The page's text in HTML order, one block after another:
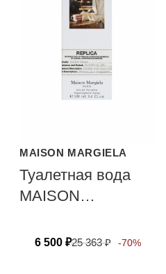
MAISON MARGIELA
Туалетная вода
MAISON
COFFEE BREAK
6 500 ₽25 363₽ -70%